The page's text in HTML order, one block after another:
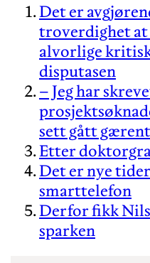
Det er
troverdighet
alvorlige
disputasen
– Jeg har
sett gått gærent
Etter
Det er nye
smarttelefon
Derfor fikk Nils
sparken